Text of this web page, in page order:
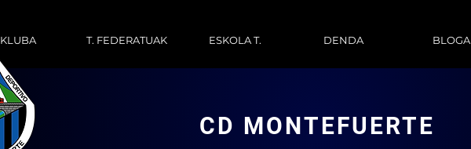
KLUBA T. FEDERATUAK ESKOLA T. DENDA BLOGA
CD MONTEFUERTE